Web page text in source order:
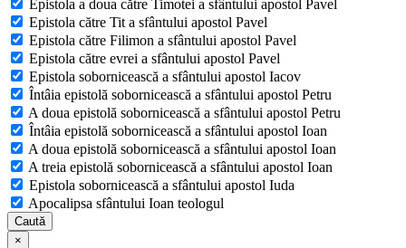
Epistola a doua către Timotei a sfântului apostol Pavel
Epistola către Tit a sfântului apostol Pavel
Epistola către Filimon a sfântului apostol Pavel
Epistola către evrei a sfântului apostol Pavel
Epistola sobornicească a sfântului apostol Iacov
Întâia epistolă sobornicească a sfântului apostol Petru
A doua epistolă sobornicească a sfântului apostol Petru
Întâia epistolă sobornicească a sfântului apostol Ioan
A doua epistolă sobornicească a sfântului apostol Ioan
A treia epistolă sobornicească a sfântului apostol Ioan
Epistola sobornicească a sfântului apostol Iuda
Apocalipsa sfântului Ioan teologul
Caută
×